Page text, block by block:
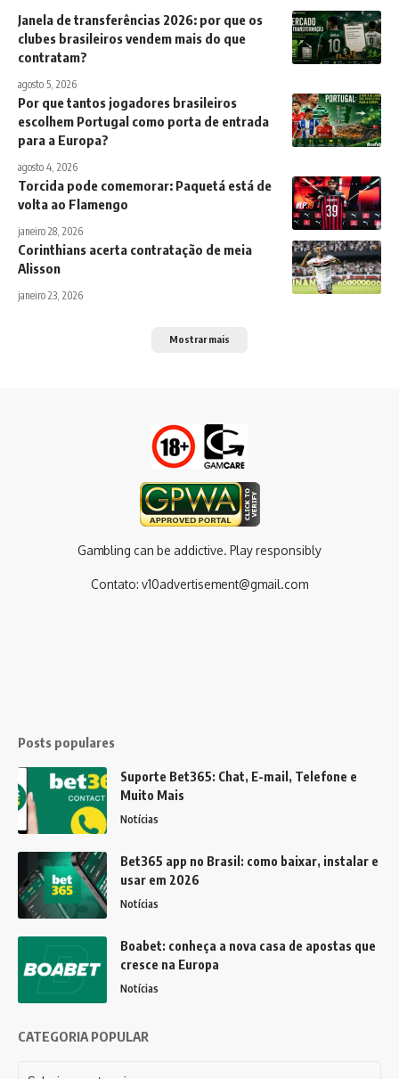
Janela de transferências 2026: por que os
clubes brasileiros vendem mais do que
contratam?
agosto 5, 2026
Por que tantos jogadores brasileiros
escolhem Portugal como porta de entrada
para a Europa?
agosto 4, 2026
Torcida pode comemorar: Paquetá está de
volta ao Flamengo
janeiro 28, 2026
Corinthians acerta contratação de meia
Alisson
janeiro 23, 2026
Mostrar mais
Gambling can be addictive. Play responsibly
Contato: v10advertisement@gmail.com
Posts populares
Suporte Bet365: Chat, E-mail, Telefone e
Muito Mais
Notícias
Bet365 app no Brasil: como baixar, instalar e
usar em 2026
Notícias
Boabet: conheça a nova casa de apostas que
cresce na Europa
Notícias
CATEGORIA POPULAR